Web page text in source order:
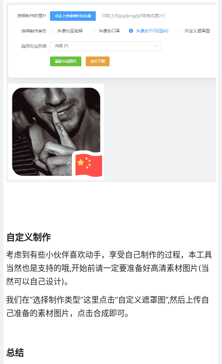
自定义制作
考虑到有些小伙伴喜欢动手，享受自己制作的过程，本工具
当然也是支持的哦,开始前请一定要准备好高清素材图片(当
然可以自己设计)。
我们在“选择制作类型”这里点击“自定义遮罩图”,然后上传自
己准备的素材图片，点击合成即可。
总结